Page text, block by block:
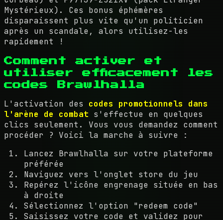
Mystérieux). Ces bonus éphémères
disparaissent plus vite qu'un politicien
après un scandale, alors utilisez-les
rapidement !
Comment activer et
utiliser efficacement les
codes Brawlhalla
L'activation des codes promotionnels dans
l'arène de combat s'effectue en quelques
clics seulement. Vous vous demandez comment
procéder ? Voici la marche à suivre :
Lancez Brawlhalla sur votre plateforme
préférée
Naviguez vers l'onglet store du jeu
Repérez l'icône engrenage située en bas
à droite
Sélectionnez l'option "redeem code"
Saisissez votre code et validez pour